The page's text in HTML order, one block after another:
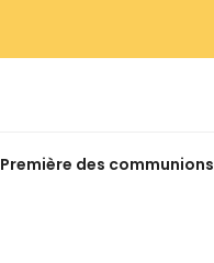
Première des communions